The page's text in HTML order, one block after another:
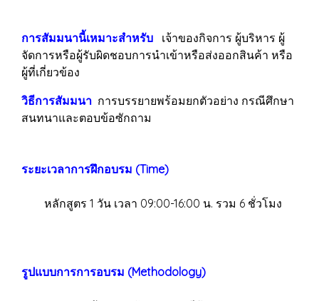
การสัมมนานี้เหมาะสำหรับ เจ้าของกิจการ ผู้บริหาร ผู้
จัดการหรือผู้รับผิดชอบการนำเข้าหรือส่งออกสินค้า หรือ
ผู้ที่เกี่ยวข้อง
วิธีการสัมมนา การบรรยายพร้อมยกตัวอย่าง กรณีศึกษา
สนทนาและตอบข้อซักถาม
ระยะเวลาการฝึกอบรม (Time)
หลักสูตร 1 วัน เวลา 09:00-16:00 น. รวม 6 ชั่วโมง
รูปแบบการการอบรม (Methodology)